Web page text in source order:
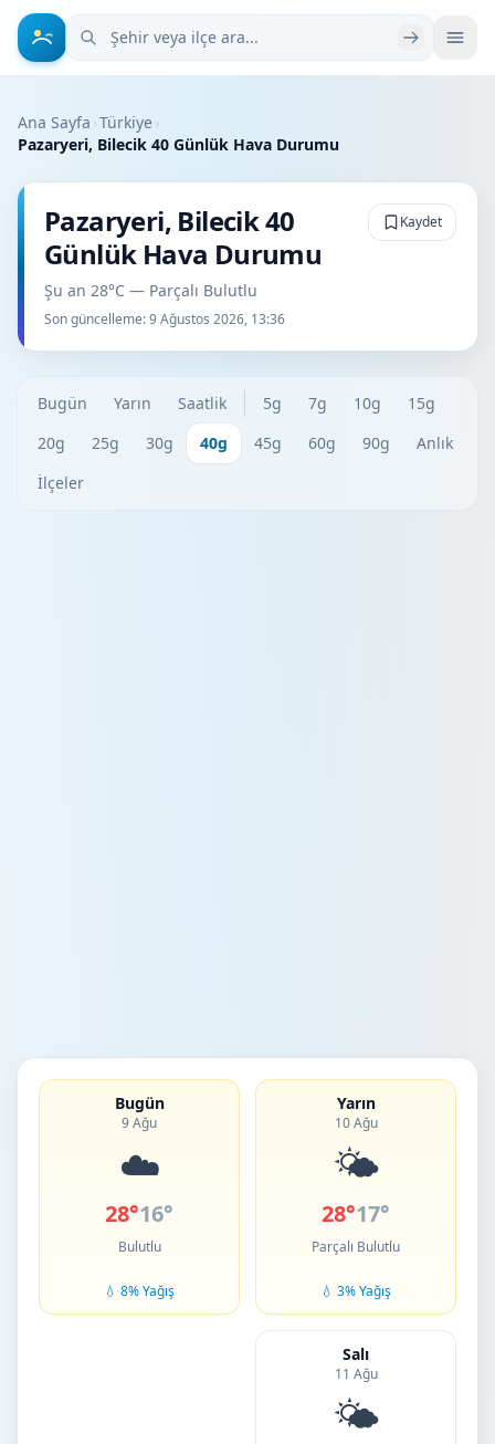
Şehir veya ilçe ara
Ana Sayfa ›Türkiye›
Pazaryeri, Bilecik 40 Günlük Hava Durumu
Pazaryeri, Bilecik 40
Günlük Hava Durumu
Şu an 28°C — Parçalı Bulutlu
Son güncelleme:9 Ağustos 2026, 13:36
Kaydet
Bugün Yarın Saatlik 5g 7g 10g
15g
20g
25g 30g 40g 45g 60g 90g
Anlık
İlçeler
Bugün
9 Ağu
☁️
28°16°
Bulutlu
💧 8% Yağış
Yarın
10 Ağu
🌤️
28°17°
Parçalı Bulutlu
💧 3% Yağış
Salı
11 Ağu
🌤️